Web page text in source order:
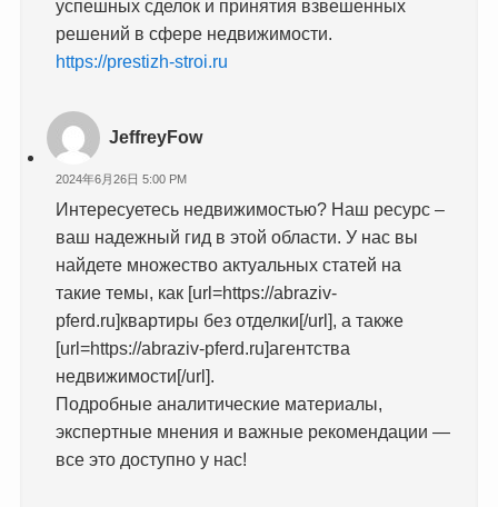
успешных сделок и принятия взвешенных
решений в сфере недвижимости.
https://prestizh-stroi.ru
JeffreyFow
2024年6月26日 5:00 PM
Интересуетесь недвижимостью? Наш ресурс –
ваш надежный гид в этой области. У нас вы
найдете множество актуальных статей на
такие темы, как [url=https://abraziv-
pferd.ru]квартиры без отделки[/url], а также
[url=https://abraziv-pferd.ru]агентства
недвижимости[/url].
Подробные аналитические материалы,
экспертные мнения и важные рекомендации —
все это доступно у нас!